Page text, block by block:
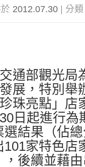
2012.07.30 | 分
交通部觀光局
發展，特別舉
珍珠亮點」店
30日起進行為
結果（佔
家特色店
，後續並藉